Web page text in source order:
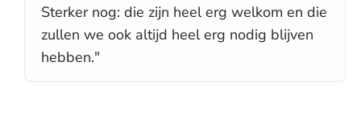
Sterker nog: die zijn heel erg welkom en die
zullen we ook altijd heel erg nodig blijven
hebben."